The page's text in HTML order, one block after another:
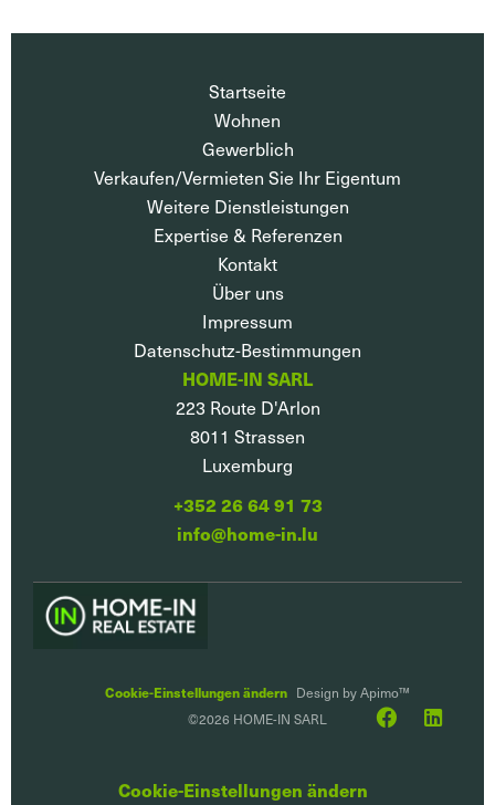
Startseite
Wohnen
Gewerblich
Verkaufen/Vermieten Sie Ihr Eigentum
Weitere Dienstleistungen
Expertise & Referenzen
Kontakt
Über uns
Impressum
Datenschutz-Bestimmungen
HOME-IN SARL
223 Route D'Arlon
8011 Strassen
Luxemburg
+352 26 64 91 73
info@home-in.lu
Cookie-Einstellungen ändern Design byApimo™
©2026 HOME-IN SARL
Cookie-Einstellungen ändern